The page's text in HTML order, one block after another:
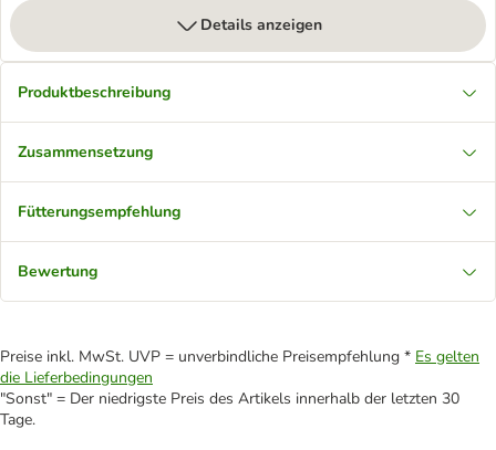
Details anzeigen
Produktbeschreibung
Zusammensetzung
Fütterungsempfehlung
Bewertung
Preise inkl. MwSt. UVP = unverbindliche Preisempfehlung * Es gelten
die Lieferbedingungen
"Sonst" = Der niedrigste Preis des Artikels innerhalb der letzten 30
Tage.